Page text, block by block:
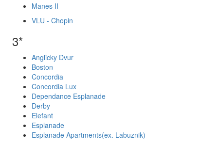
Manes II
VLU - Chopin
3*
Anglicky Dvur
Boston
Concordia
Concordia Lux
Dependance Esplanade
Derby
Elefant
Esplanade
Esplanade Apartments(ex. Labuznik)